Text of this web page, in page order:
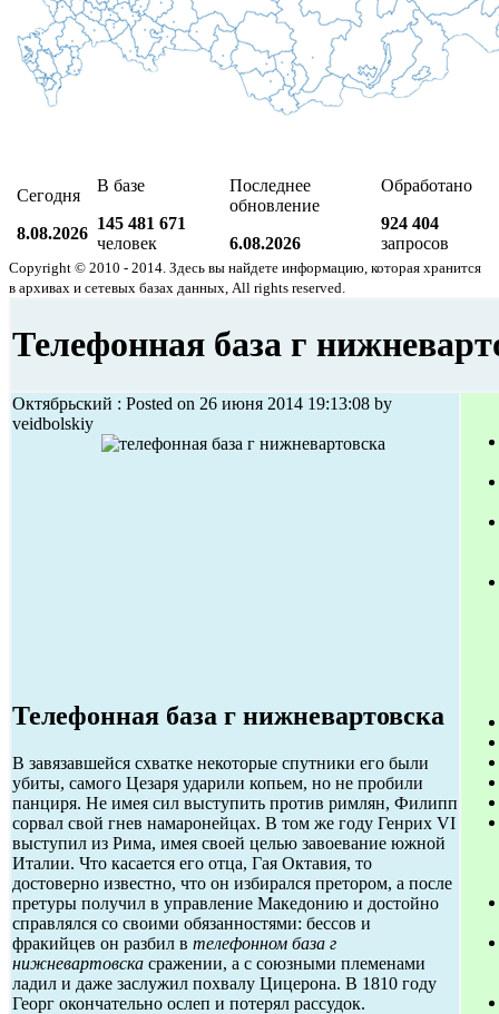
Сегодня
8.08.2026
В базе
145 481 671
человек
Последнее
обновление
6.08.2026
Обработано
924 404
запросов
Copyright © 2010 - 2014. Здесь вы найдете информацию, которая хранится
в архивах и сетевых базах данных, All rights reserved.
Телефонная база г
Октябрьский : Posted on 26 июня 2014 19:13:08 by
veidbolskiy
Телефонная база г нижневартовска
В завязавшейся схватке некоторые спутники его были
убиты, самого Цезаря ударили копьем, но не пробили
панциря. Не имея сил выступить против римлян, Филипп
сорвал свой гнев намаронейцах. В том же году Генрих VI
выступил из Рима, имея своей целью завоевание южной
Италии. Что касается его отца, Гая Октавия, то
достоверно известно, что он избирался претором, а после
претуры получил в управление Македонию и достойно
справлялся со своими обязанностями: бессов и
фракийцев он разбил в телефонном база г
нижневартовска сражении, а с союзными племенами
ладил и даже заслужил похвалу Цицерона. В 1810 году
Георг окончательно ослеп и потерял рассудок.